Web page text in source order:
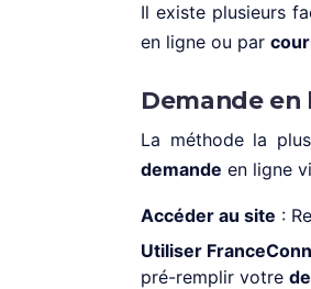
Il existe plusieurs
en ligne ou par
Demande en
La méthode la
demande en ligne
Accéder au site :
Utiliser
pré-remplir votre